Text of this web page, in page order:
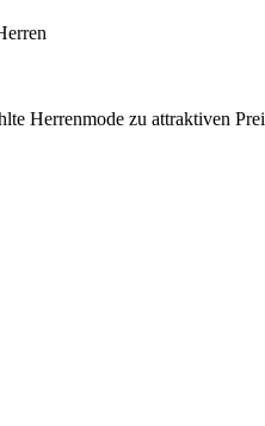
Herrenmode zu attraktiven